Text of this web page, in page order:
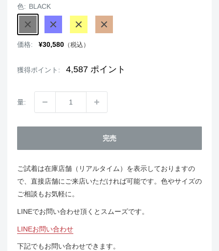
色: BLACK
BLACK
BLUE YELLOW MOCHA
価格:
販
¥30,580 （税込）
獲得ポイント: 4,587 ポイント
量:
完売
ご試着は在庫店舗（リアルタイム）を表示しておりますの
で、直接店舗にご来店いただければ可能です。色やサイズの
ご相談もお気軽に。
LINEでお問い合わせ頂くとスムーズです。
LINEお問い合わせ
下記でもお問い合わせできます。